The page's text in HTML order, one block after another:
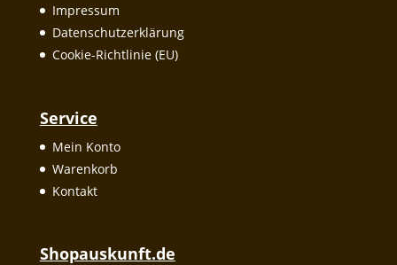
Impressum
Datenschutzerklärung
Cookie-Richtlinie (EU)
Service
Mein Konto
Warenkorb
Kontakt
Shopauskunft.de